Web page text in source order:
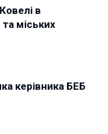
в
міських
керівника БЕБ